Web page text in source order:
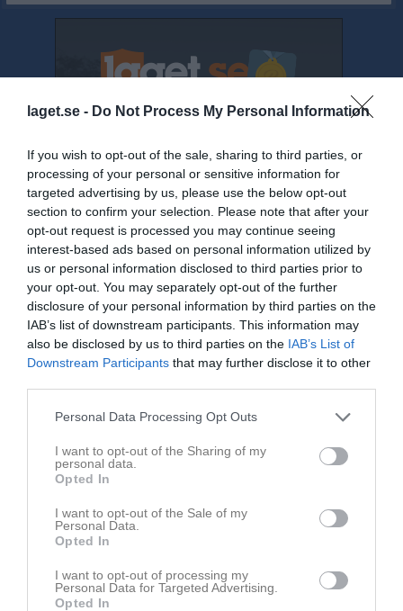
laget.se - Do Not Process My Personal Information
If you wish to opt-out of the sale, sharing to third parties, or
processing of your personal or sensitive information for
targeted advertising by us, please use the below opt-out
section to confirm your selection. Please note that after your
opt-out request is processed you may continue seeing
interest-based ads based on personal information utilized by
us or personal information disclosed to third parties prior to
your opt-out. You may separately opt-out of the further
disclosure of your personal information by third parties on the
IAB’s list of downstream participants. This information may
also be disclosed by us to third parties on the IAB’s List of
Downstream Participants that may further disclose it to other
Personal Data Processing Opt Outs
I want to opt-out of the Sharing of my
personal data.
Opted In
I want to opt-out of the Sale of my
Personal Data.
Opted In
I want to opt-out of processing my
Personal Data for Targeted Advertising.
Opted In
Senast uppladdade video
Ingen video uppladdad
Senast uppdaterade album